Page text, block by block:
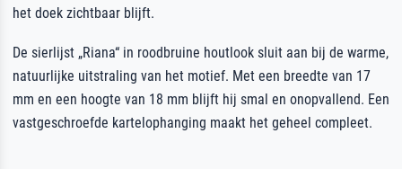
het doek zichtbaar blijft.
De sierlijst „Riana“ in roodbruine houtlook sluit aan bij de warme,
natuurlijke uitstraling van het motief. Met een breedte van 17
mm en een hoogte van 18 mm blijft hij smal en onopvallend. Een
vastgeschroefde kartelophanging maakt het geheel compleet.